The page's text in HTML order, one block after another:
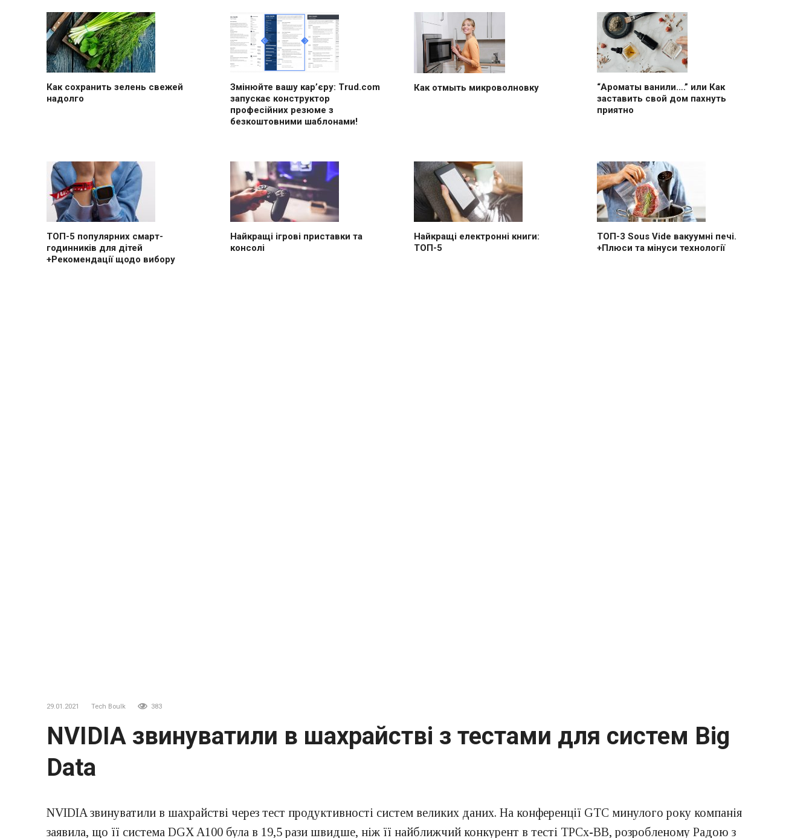
Как сохранить зелень свежей
надолго
Змінюйте вашу кар’єру: Trud.com
запускає конструктор
професійних резюме з
безкоштовними шаблонами!
Как отмыть микроволновку
“Ароматы ванили….” или Как
заставить свой дом пахнуть
приятно
ТОП-5 популярних смарт-
годинників для дітей
+Рекомендації щодо вибору
Найкращі ігрові приставки та
консолі
Найкращі електронні книги:
ТОП-5
ТОП-3 Sous Vide вакуумні печі.
+Плюси та мінуси технології
29.01.2021 Tech Boulk 383
NVIDIA звинуватили в шахрайстві з тестами для систем Big
Data
NVIDIA звинуватили в шахрайстві через тест продуктивності систем великих даних. На конференції GTC минулого року компанія
заявила, що її система DGX A100 була в 19,5 рази швидше, ніж її найближчий конкурент в тесті TPCx-BB, розробленому Радою з